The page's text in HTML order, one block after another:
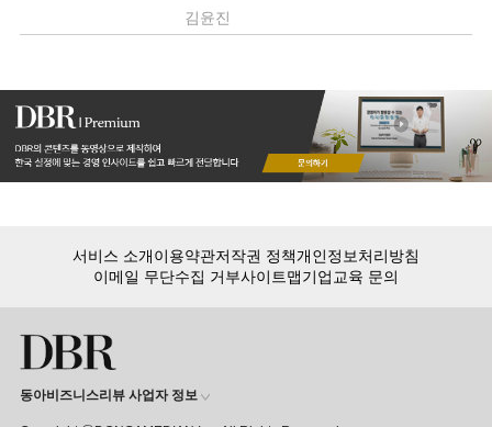
편향을 드러내면서도 브랜드 가치를
제고하는 마케팅을 펼친 도브의 사례를
김윤진
서비스 소개이용약관저작권 정책개인정보처리방침
이메일 무단수집 거부사이트맵기업교육 문의
동아비즈니스리뷰 사업자 정보